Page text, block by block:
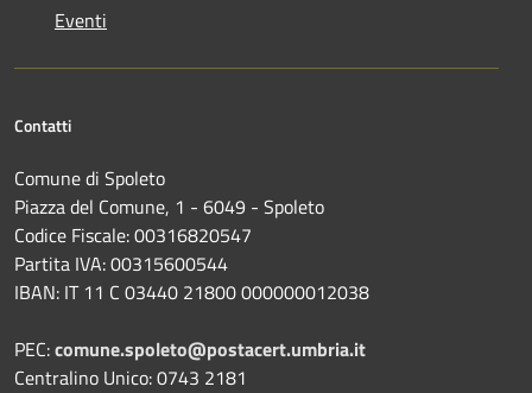
Eventi
Contatti
Comune di Spoleto
Piazza del Comune, 1 - 6049 - Spoleto
Codice Fiscale: 00316820547
Partita IVA: 00315600544
IBAN: IT 11 C 03440 21800 000000012038
PEC:comune.spoleto@postacert.umbria.it
Centralino Unico: 0743 2181